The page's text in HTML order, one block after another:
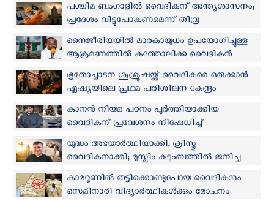
പശ്ചിമ ബംഗാളിൽ വൈദികന് അന്ത്യശാസനം;
പ്രദേശം വിട്ടുപോകണമെന്ന് തീവ്ര
ഹിന്ദുത്വവാദികളുടെ ഭീഷണി
നൈജീരിയയിൽ മാരകായുധം ഉപയോഗിച്ചുള്ള
ആക്രമണത്തിൽ കത്തോലിക്ക വൈദികൻ
കൊല്ലപ്പെട്ടു
ഭൂതോച്ചാടന ശുശ്രൂഷയ്ക്ക് വൈദികരെ ഒരുക്കാന്‍
ഏഷ്യയിലെ പ്രഥമ പരിശീലന കേന്ദ്രം
ഫിലിപ്പീന്‍സില്‍
കാനൻ നിയമ പഠനം പൂര്‍ത്തിയാക്കിയ
വൈദികന് പ്രവേശനം നിഷേധിച്ച്
നിക്കരാഗ്വേയിലെ ഏകാധിപത്യ ഭരണകൂടം
യുദ്ധം അഭയാർത്ഥിയാക്കി, ക്രിസ്തു
വൈദികനാക്കി; മുസ്ലിം കുടുംബത്തില്‍ ജനിച്ച
സെനാദ് ഇന്ന് കത്തോലിക്ക വൈദികന്‍
കാമറൂണില്‍ തട്ടിക്കൊണ്ടുപോയ വൈദികനും
സെമിനാരി വിദ്യാര്‍ത്ഥികള്‍ക്കും മോചനം